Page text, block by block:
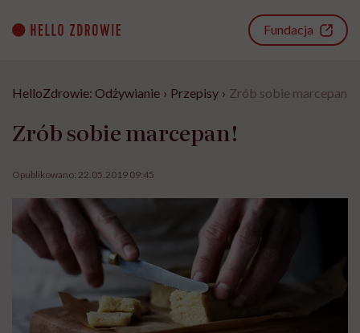
content
Fundacja
HelloZdrowie: Odżywianie › Przepisy › Zrób sobie marcepan!
Zrób sobie marcepan!
Opublikowano: 22.05.2019 09:45